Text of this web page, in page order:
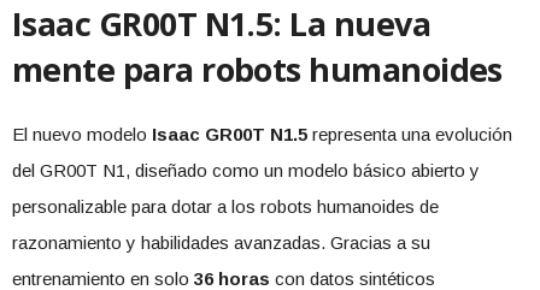
Isaac GR00T N1.5: La nueva
mente para robots humanoides
El nuevo modelo Isaac GR00T N1.5 representa una evolución
del GR00T N1, diseñado como un modelo básico abierto y
personalizable para dotar a los robots humanoides de
razonamiento y habilidades avanzadas. Gracias a su
entrenamiento en solo 36 horas con datos sintéticos